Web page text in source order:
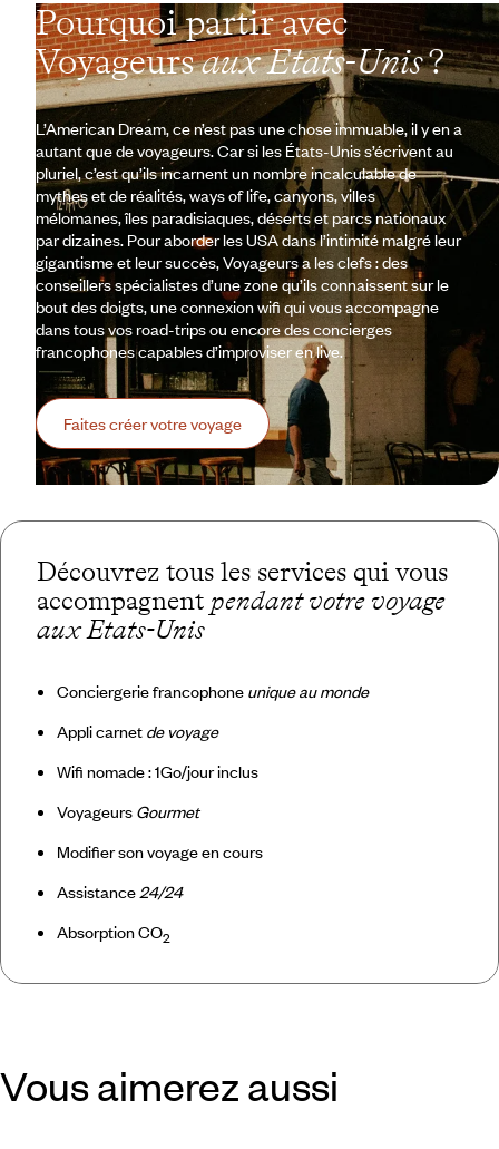
Pourquoi partir avec
Voyageursaux Etats-Unis?
L’American Dream, ce n’est pas une chose immuable, il y en a
autant que de voyageurs. Car si les États-Unis s’écrivent au
pluriel, c’est qu’ils incarnent un nombre incalculable de
mythes et de réalités, ways of life, canyons, villes
mélomanes, îles paradisiaques, déserts et parcs nationaux
par dizaines. Pour aborder les USA dans l’intimité malgré leur
gigantisme et leur succès, Voyageurs a les clefs : des
conseillers spécialistes d’une zone qu’ils connaissent sur le
bout des doigts, une connexion wifi qui vous accompagne
dans tous vos road-trips ou encore des concierges
francophones capables d’improviser en live.
Faites créer votre voyage
Découvrez tous les services qui vous
accompagnent pendant votre voyage
aux Etats-Unis
Conciergerie francophone unique au monde
Appli carnet de voyage
Wifi nomade : 1Go/jour inclus
Voyageurs Gourmet
Modifier son voyage en cours
Assistance24/24
Absorption CO2
Vous aimerez aussi